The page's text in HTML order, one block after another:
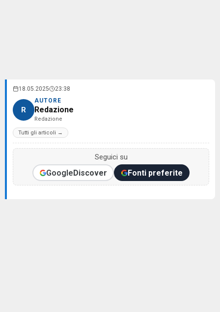
18.05.2025 23:38
R
AUTORE
Redazione
Redazione
Tutti gli articoli →
Seguici su
GoogleDiscover Fonti preferite